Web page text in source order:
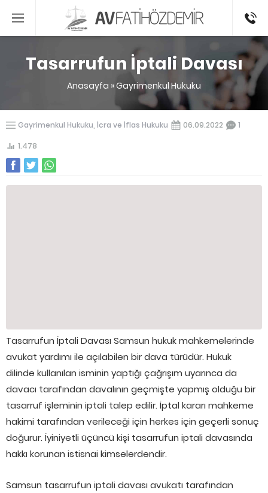
Tasarrufun İptali Davası
Anasayfa »Gayrimenkul Hukuku
Gayrimenkul Hukuku İcra ve İflas Hukuku 06.09.2022 1
1.478
Tasarrufun İptali Davası Samsun hukuk mahkemelerinde
avukat yardımı ile açılabilen bir dava türüdür. Hukuk
dilinde kullanılan isminin yaptığı çağrışım uyarınca da
davacı tarafından davalının geçmişte yapmış olduğu bir
tasarruf işleminin iptali talep edilir. İptal kararı mahkeme
hakimi tarafından verileceği için herkes için geçerli sonuç
doğurur. İyiniyetli üçüncü kişi tasarrufun iptali davasında
hakkı korunan istisnai kimselerdendir.
Samsun tasarrufun iptali davası avukatı tarafından